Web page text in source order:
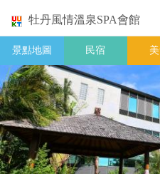
牡丹風情溫泉SPA會館
景點地圖 民宿